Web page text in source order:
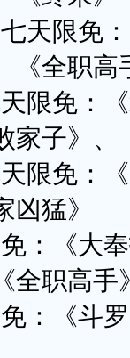
天限免
《全职
限免：
家子》
限免：
凶猛》
：《大
全职高手
：《斗